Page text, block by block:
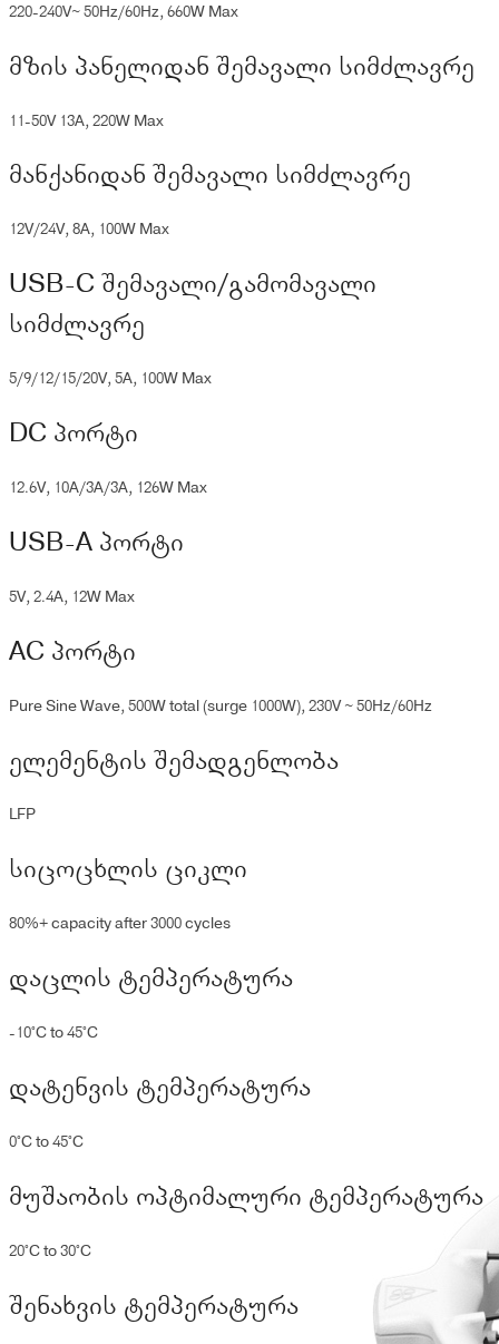
220-240V~ 50Hz/60Hz, 660W Max
მზის პანელიდან შემავალი სიმძლავრე
11-50V 13A, 220W Max
მანქანიდან შემავალი სიმძლავრე
12V/24V, 8A, 100W Max
USB-C შემავალი/გამომავალი
სიმძლავრე
5/9/12/15/20V, 5A, 100W Max
DC პორტი
12.6V, 10A/3A/3A, 126W Max
USB-A პორტი
5V, 2.4A, 12W Max
AC პორტი
Pure Sine Wave, 500W total (surge 1000W), 230V ~ 50Hz/60Hz
ელემენტის შემადგენლობა
LFP
სიცოცხლის ციკლი
80%+ capacity after 3000 cycles
დაცლის ტემპერატურა
-10°C to 45°C
დატენვის ტემპერატურა
0°C to 45°C
მუშაობის ოპტიმალური ტემპერატურა
20°C to 30°C
შენახვის ტემპერატურა